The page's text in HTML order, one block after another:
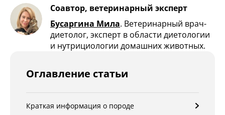
Соавтор, ветеринарный эксперт
Бусаргина Мила. Ветеринарный врач-
диетолог, эксперт в области диетологии
и нутрициологии домашних животных.
Оглавление статьи
Краткая информация о породе